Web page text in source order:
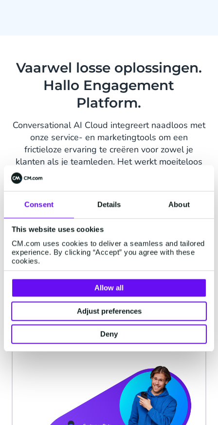
Consent Details About
This website uses cookies
CM.com uses cookies to deliver a seamless and tailored
experience. By clicking “Accept” you agree with these
cookies.
Allow all
Adjust preferences
Deny
Vaarwel losse oplossingen.
Hallo Engagement
Platform.
Conversational AI Cloud integreert naadloos met
onze service- en marketingtools om een
frictieloze ervaring te creëren voor zowel je
klanten als je teamleden. Het werkt moeiteloos
samen met onze Mobile Service Cloud, Customer
Data & AI
Gebruik de data en intelligentie in de
In ons Engagement Platform is data
de kern om intelligente,
gepersonaliseerde en accurate
conversaties in al jouw applicaties en
kanalen mogelijk te maken.